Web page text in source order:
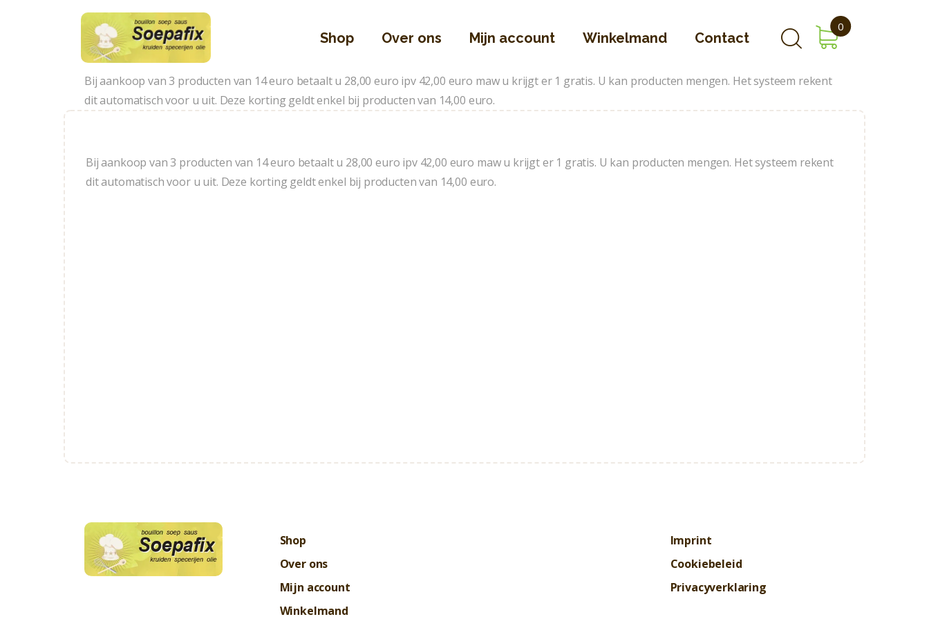
Shop Over ons Mijn account Winkelmand Contact
0
Over Ons
Winkelmand
Bij aankoop van 3 producten van 14 euro betaalt u 28,00 euro ipv 42,00 euro maw u krijgt er 1 gratis. U kan producten mengen. Het systeem rekent
dit automatisch voor u uit. Deze korting geldt enkel bij producten van 14,00 euro.
Bij aankoop van 3 producten van 14 euro betaalt u 28,00 euro ipv 42,00 euro maw u krijgt er 1 gratis. U kan producten mengen. Het systeem rekent
dit automatisch voor u uit. Deze korting geldt enkel bij producten van 14,00 euro.
Shop
Over ons
Mijn account
Winkelmand
Imprint
Cookiebeleid
Privacyverklaring